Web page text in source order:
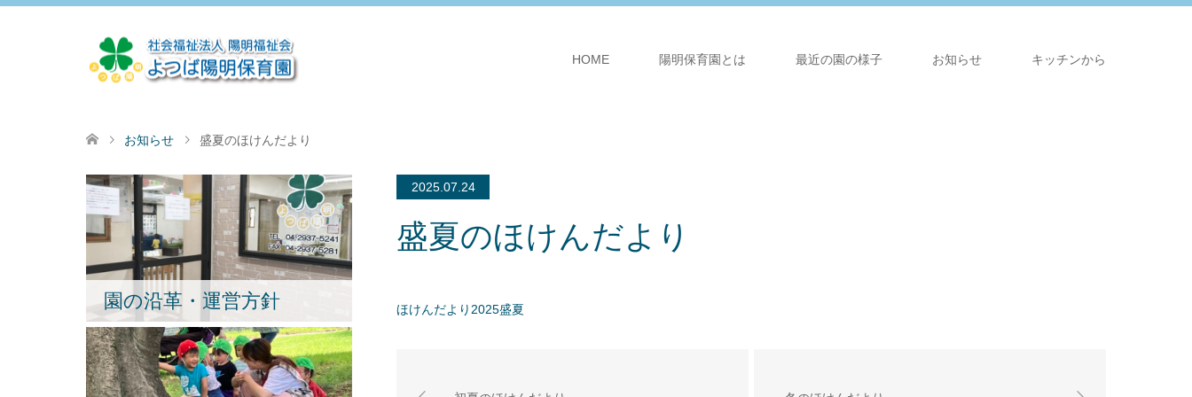
HOME 陽明保育園とは 最近の園の様子 お知らせ キッチンから
お知らせ 盛夏のほけんだより
2025.07.24
盛夏のほけんだより
ほけんだより2025盛夏
園の沿革・運営方針